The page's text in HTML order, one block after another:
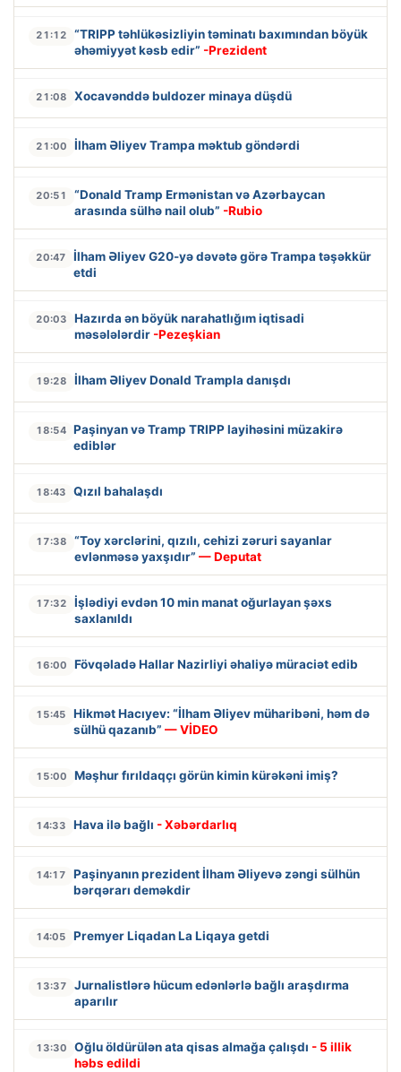
21:12
“TRIPP təhlükəsizliyin təminatı baxımından böyük
əhəmiyyət kəsb edir” -Prezident
21:08 Xocavənddə buldozer minaya düşdü
21:00 İlham Əliyev Trampa məktub göndərdi
20:51
“Donald Tramp Ermənistan və Azərbaycan
arasında sülhə nail olub” -Rubio
20:47
İlham Əliyev G20-yə dəvətə görə Trampa təşəkkür
etdi
20:03
Hazırda ən böyük narahatlığım iqtisadi
məsələlərdir -Pezeşkian
19:28 İlham Əliyev Donald Trampla danışdı
18:54 Paşinyan və Tramp TRIPP layihəsini müzakirə
ediblər
18:43 Qızıl bahalaşdı
17:38
“Toy xərclərini, qızılı, cehizi zəruri sayanlar
evlənməsə yaxşıdır” — Deputat
17:32
İşlədiyi evdən 10 min manat oğurlayan şəxs
saxlanıldı
16:00 Fövqəladə Hallar Nazirliyi əhaliyə müraciət edib
15:45
Hikmət Hacıyev: “İlham Əliyev müharibəni, həm də
sülhü qazanıb” — VİDEO
15:00 Məşhur fırıldaqçı görün kimin kürəkəni imiş?
14:33 Hava ilə bağlı - Xəbərdarlıq
14:17
Paşinyanın prezident İlham Əliyevə zəngi sülhün
bərqərarı deməkdir
14:05 Premyer Liqadan La Liqaya getdi
13:37
Jurnalistlərə hücum edənlərlə bağlı araşdırma
aparılır
13:30 Oğlu öldürülən ata qisas almağa çalışdı - 5 illik
həbs edildi